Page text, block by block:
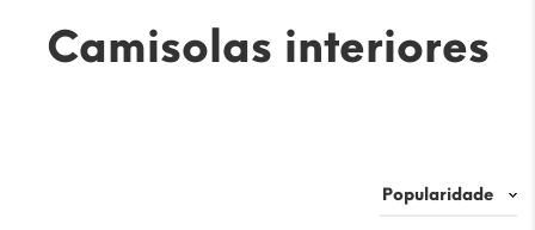
Camisolas interiores